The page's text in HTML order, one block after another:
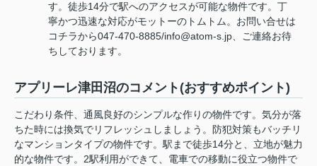
す。徒歩14分で駅へのアクセスが可能な物件です。丁
寧かつ迅速な対応がモットーのトムトム。お問い合せは
コチラから047-470-8885/info@atom-s.jp、ご連絡お待
ちしております。
アプリーレ津田沼のコメント(おすすめポイント)
こだわり条件、通風良好のシンプルな作りの物件です。気分が落
ちた時には換気でリフレッシュしましょう。防犯対策もバッチリ
なマンションタイプの物件です。駅まで徒歩14分と、立地が魅力
的な物件です。2駅利用ができて、電車での移動に役立つ物件で